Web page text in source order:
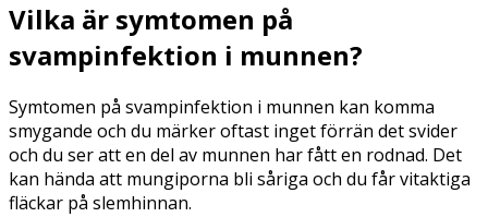
Vilka är symtomen på
svampinfektion i munnen?
Symtomen på svampinfektion i munnen kan komma
smygande och du märker oftast inget förrän det svider
och du ser att en del av munnen har fått en rodnad. Det
kan hända att mungiporna bli såriga och du får vitaktiga
fläckar på slemhinnan.